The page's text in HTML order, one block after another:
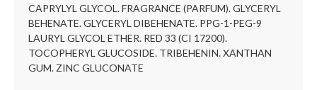
CAPRYLYL GLYCOL. FRAGRANCE (PARFUM). GLYCERYL
BEHENATE. GLYCERYL DIBEHENATE. PPG-1-PEG-9
LAURYL GLYCOL ETHER. RED 33 (CI 17200).
TOCOPHERYL GLUCOSIDE. TRIBEHENIN. XANTHAN
GUM. ZINC GLUCONATE